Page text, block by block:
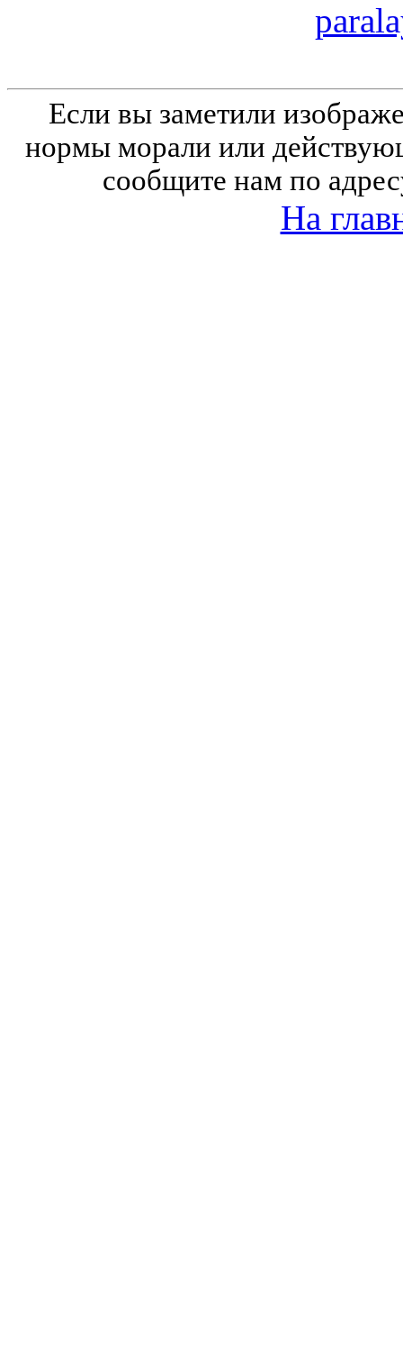
Если вы заметили
нормы морали или
сообщите нам по
На